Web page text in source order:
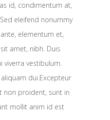
id, condimentum at,
eleifend nonummy
elementum et,
amet, nibh. Duis
viverra vestibulum.
dui.Excepteur
non proident, sunt in
mollit anim id est